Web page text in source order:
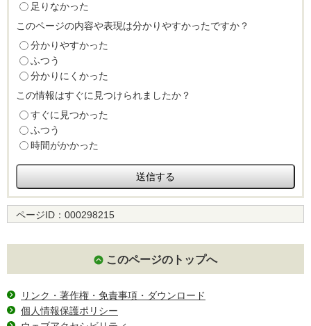
足りなかった
このページの内容や表現は分かりやすかったですか？
分かりやすかった
ふつう
分かりにくかった
この情報はすぐに見つけられましたか？
すぐに見つかった
ふつう
時間がかかった
ページID： 000298215
このページのトップへ
リンク・著作権・免責事項・ダウンロード
個人情報保護ポリシー